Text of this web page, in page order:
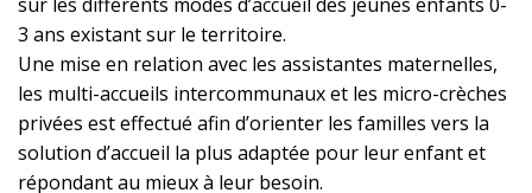
3 ans existant sur le territoire.
Une mise en relation avec les assistantes maternelles,
les multi-accueils intercommunaux et les micro-crèches
privées est effectué afin d’orienter les familles vers la
solution d’accueil la plus adaptée pour leur enfant et
répondant au mieux à leur besoin.